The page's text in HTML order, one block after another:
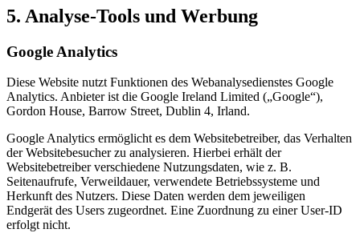
5. Analyse-Tools und Werbung
Google Analytics
Diese Website nutzt Funktionen des Webanalysedienstes Google
Analytics. Anbieter ist die Google Ireland Limited („Google“),
Gordon House, Barrow Street, Dublin 4, Irland.
Google Analytics ermöglicht es dem Websitebetreiber, das Verhalten
der Websitebesucher zu analysieren. Hierbei erhält der
Websitebetreiber verschiedene Nutzungsdaten, wie z. B.
Seitenaufrufe, Verweildauer, verwendete Betriebssysteme und
Herkunft des Nutzers. Diese Daten werden dem jeweiligen
Endgerät des Users zugeordnet. Eine Zuordnung zu einer User-ID
erfolgt nicht.